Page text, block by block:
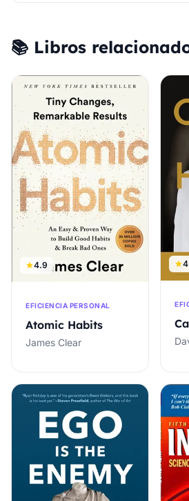
📚 Libros
4.9
EFICIENCIA PERSONAL
Atomic Habits
James Clear